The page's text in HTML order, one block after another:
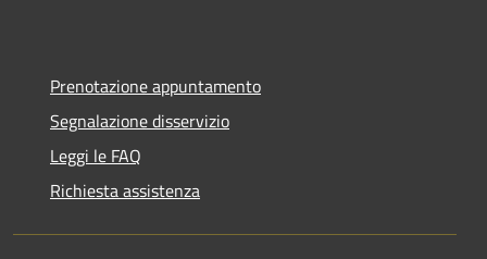
Prenotazione appuntamento
Segnalazione disservizio
Leggi le FAQ
Richiesta assistenza